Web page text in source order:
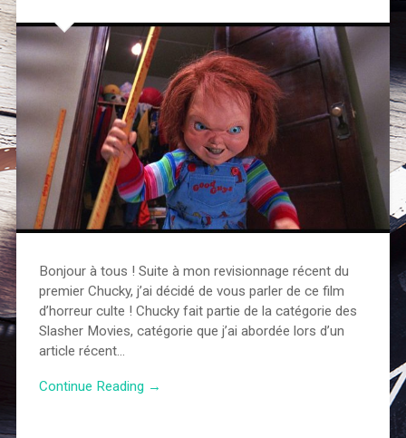
Bonjour à tous ! Suite à mon revisionnage récent du
premier Chucky, j’ai décidé de vous parler de ce film
d’horreur culte ! Chucky fait partie de la catégorie des
Slasher Movies, catégorie que j’ai abordée lors d’un
article récent…
Continue Reading →